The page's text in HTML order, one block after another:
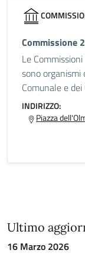
Commissione
Le
sono organismi
Comunale e
INDIRIZZO:
Piazza
Ultimo
16 Marzo 2026